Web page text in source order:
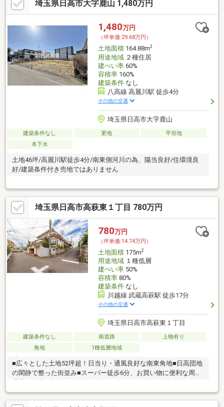
埼玉県日高市大字鹿山 1,480万円
1,480万円
（坪単価:29.68万円）
土地面積164.88m2
用途地域２種住居
建ぺい率60%
容積率160%
建築条件なし
八高線 高麗川駅 徒歩4分
その他の交通
埼玉県日高市大字鹿山
建築条件なし 更地
平坦地
本下水
土地46坪/高麗川駅徒歩4分/南東側河川の為、陽当良好/住環境良
好/建築条件付き売地ではありません
埼玉県日高市高萩東１丁目 780万円
780万円
（坪単価:14.74万円）
土地面積175m2
用途地域１種低層
建ぺい率50%
容積率80%
建築条件なし
川越線 武蔵高萩駅 徒歩17分
その他の交通
埼玉県日高市高萩東１丁目
建築条件なし 南道路
上物有り
角地
1種低層地域
■広々とした土地52坪超！日当り・通風良好な南東角地■日高団地
の閑静で整った街並み■スーパー徒歩6分、お買い物に便利な周辺
ます